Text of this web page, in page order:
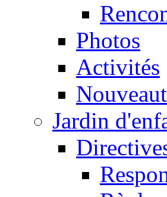
Photos
Activités
Jardin